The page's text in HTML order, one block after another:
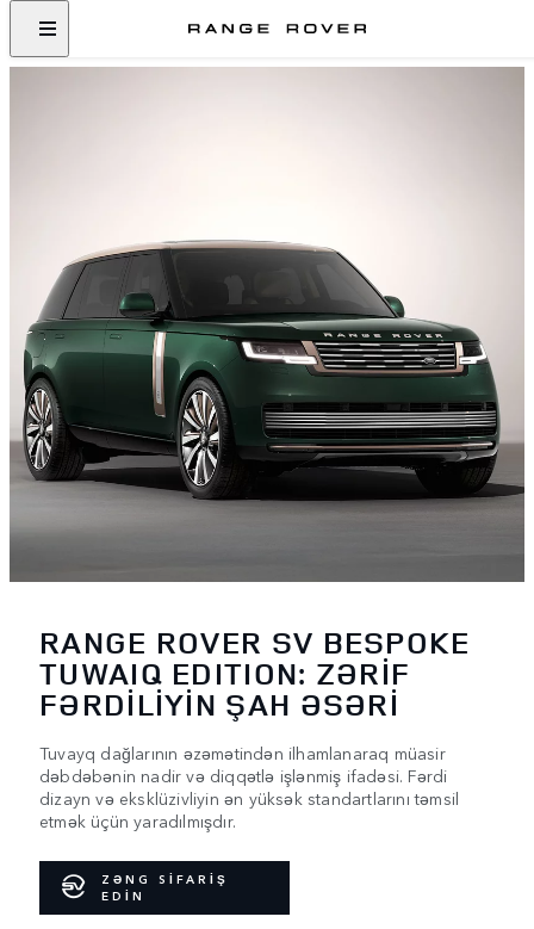
RANGE ROVER SV BESPOKE
TUWAIQ EDITION: ZƏRİF
FƏRDİLİYİN ŞAH ƏSƏRİ
Tuvayq dağlarının əzəmətindən ilhamlanaraq müasir
dəbdəbənin nadir və diqqətlə işlənmiş ifadəsi. Fərdi
dizayn və eksklüzivliyin ən yüksək standartlarını təmsil
etmək üçün yaradılmışdır.
ZƏNG SİFARİŞ
EDİN